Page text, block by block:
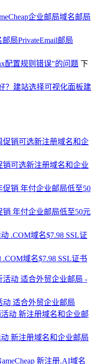
企业邮局域名邮局
邮局PrivateEmail邮局
配置规则错误"的问题 下
？建站选择可视化面板建
销可选新注册域名和企业
销 年付企业邮局低至50元
.COM域名$7.98 SSL证书
动 适合外贸企业邮局
动 新注册域名和企业邮局